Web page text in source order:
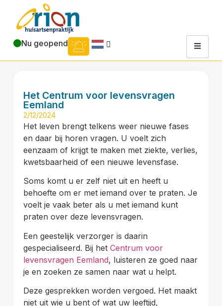
Nu geopend
Het Centrum voor levensvragen
Eemland
2/12/2024
Het leven brengt telkens weer nieuwe fases
en daar bij horen vragen. U voelt zich
eenzaam of krijgt te maken met ziekte, verlies,
kwetsbaarheid of een nieuwe levensfase.
Soms komt u er zelf niet uit en heeft u
behoefte om er met iemand over te praten. Je
voelt je vaak beter als u met iemand kunt
praten over deze levensvragen.
Een geestelijk verzorger is daarin
gespecialiseerd. Bij het Centrum voor
levensvragen Eemland, luisteren ze goed naar
je en zoeken ze samen naar wat u helpt.
Deze gesprekken worden vergoed. Het maakt
niet uit wie u bent of wat uw leeftijd,